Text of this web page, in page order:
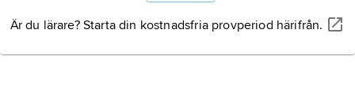
Är du lärare? Starta din kostnadsfria provperiod härifrån.